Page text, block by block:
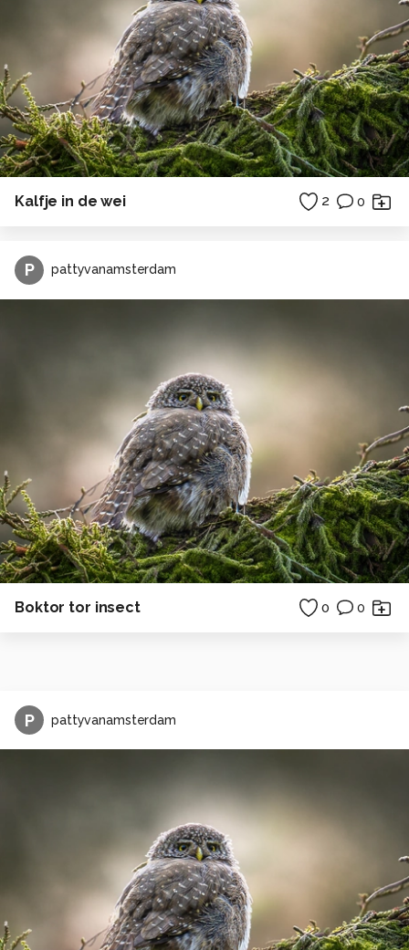
Kalfje in de wei 2 0
P pattyvanamsterdam
Boktor tor insect 0 0
P pattyvanamsterdam